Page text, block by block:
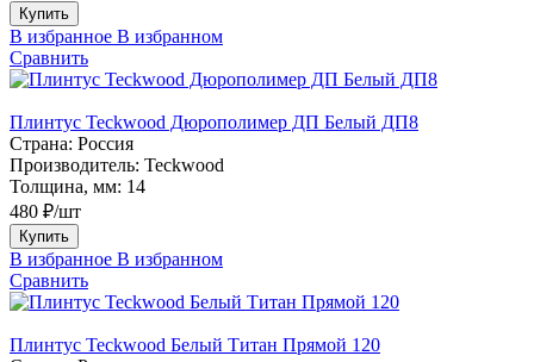
Купить
В избранное В избранном
Сравнить
Плинтус Teckwood Дюрополимер ДП Белый ДП8
Страна: Россия
Производитель: Teckwood
Толщина, мм: 14
480 ₽/шт
Купить
В избранное В избранном
Сравнить
Плинтус Teckwood Белый Титан Прямой 120